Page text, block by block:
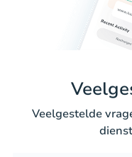
Veelgestelde